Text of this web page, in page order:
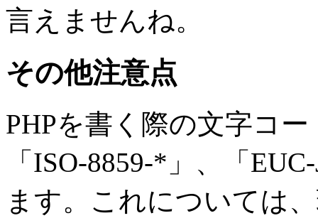
言えませんね。
その他注意点
PHPを書く際の文字コ
「ISO-8859-*」、「
ます。これについては